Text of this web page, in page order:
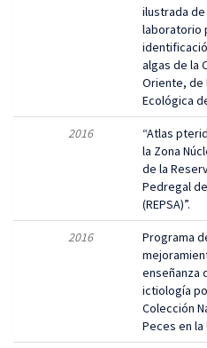
ilustrada
laboratorio
algas de la
Oriente, de
Ecológica
2016
“Atlas
la Zona
de la
Pedregal
(REPSA)”.
2016
Programa
enseñanza
ictiología
Colección
Peces en la